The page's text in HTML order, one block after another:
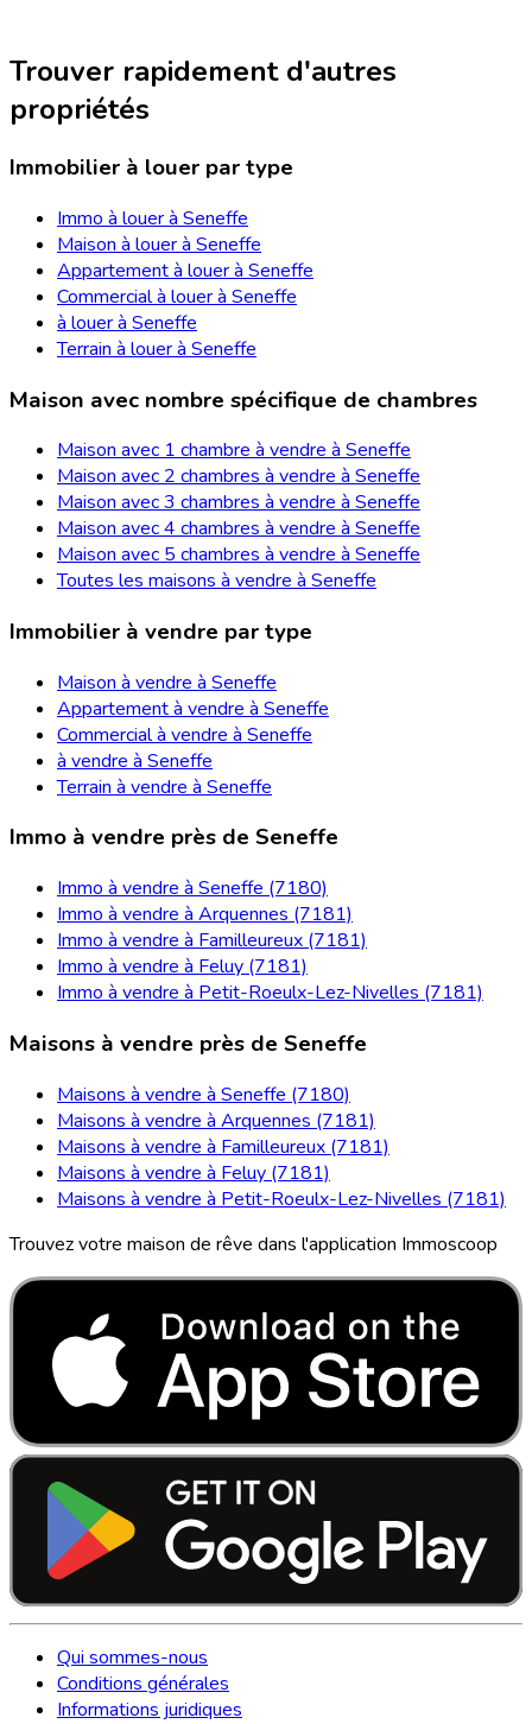
Trouver rapidement d'autres
propriétés
Immobilier à louer par type
Immo à louer à Seneffe
Maison à louer à Seneffe
Appartement à louer à Seneffe
Commercial à louer à Seneffe
à louer à Seneffe
Terrain à louer à Seneffe
Maison avec nombre spécifique de chambres
Maison avec 1 chambre à vendre à Seneffe
Maison avec 2 chambres à vendre à Seneffe
Maison avec 3 chambres à vendre à Seneffe
Maison avec 4 chambres à vendre à Seneffe
Maison avec 5 chambres à vendre à Seneffe
Toutes les maisons à vendre à Seneffe
Immobilier à vendre par type
Maison à vendre à Seneffe
Appartement à vendre à Seneffe
Commercial à vendre à Seneffe
à vendre à Seneffe
Terrain à vendre à Seneffe
Immo à vendre près de Seneffe
Immo à vendre à Seneffe (7180)
Immo à vendre à Arquennes (7181)
Immo à vendre à Familleureux (7181)
Immo à vendre à Feluy (7181)
Immo à vendre à Petit-Roeulx-Lez-Nivelles (7181)
Maisons à vendre près de Seneffe
Maisons à vendre à Seneffe (7180)
Maisons à vendre à Arquennes (7181)
Maisons à vendre à Familleureux (7181)
Maisons à vendre à Feluy (7181)
Maisons à vendre à Petit-Roeulx-Lez-Nivelles (7181)
Trouvez votre maison de rêve dans l'application Immoscoop
Qui sommes-nous
Conditions générales
Informations juridiques